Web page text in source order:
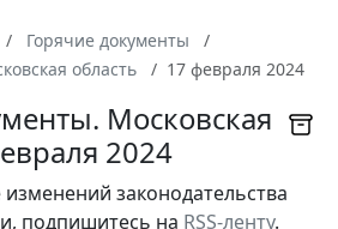
Горячие документы
область 17 февраля 2024
Московская
2024
законодательства
подпишитесь на RSS-ленту.